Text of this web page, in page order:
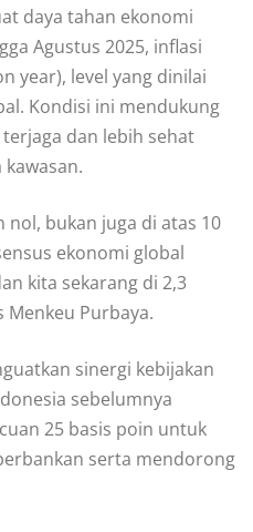
daya tahan ekonomi
Agustus 2025, inflasi
year), level yang dinilai
Kondisi ini mendukung
dan lebih sehat
nol, bukan juga di atas 10
ekonomi global
kita sekarang di 2,3
Menkeu Purbaya.
sinergi kebijakan
sebelumnya
25 basis poin untuk
serta mendorong